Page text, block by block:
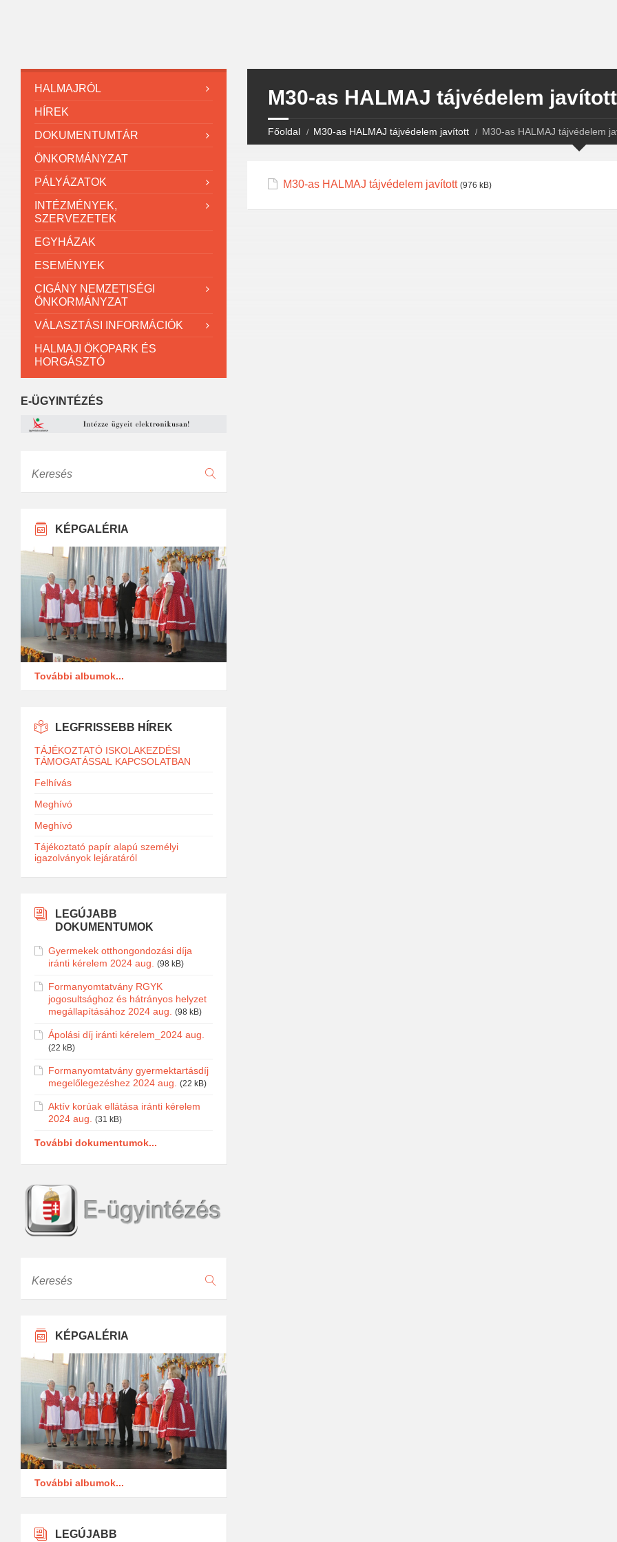
M30-as HALMAJ tájvédelem javított
Főoldal M30-as HALMAJ tájvédelem javított M30-as HALMAJ tájvédelem
M30-as HALMAJ tájvédelem javított (976 kB)
HALMAJRÓL
HÍREK
DOKUMENTUMTÁR
ÖNKORMÁNYZAT
PÁLYÁZATOK
INTÉZMÉNYEK,
SZERVEZETEK
EGYHÁZAK
ESEMÉNYEK
CIGÁNY NEMZETISÉGI
ÖNKORMÁNYZAT
VÁLASZTÁSI INFORMÁCIÓK
HALMAJI ÖKOPARK ÉS
HORGÁSZTÓ
E-ÜGYINTÉZÉS
KÉPGALÉRIA
További albumok...
LEGFRISSEBB HÍREK
TÁJÉKOZTATÓ ISKOLAKEZDÉSI
TÁMOGATÁSSAL KAPCSOLATBAN
Felhívás
Meghívó
Meghívó
Tájékoztató papír alapú személyi
igazolványok lejáratáról
LEGÚJABB
DOKUMENTUMOK
Gyermekek otthongondozási díja
iránti kérelem 2024 aug.
(98 kB)
Formanyomtatvány RGYK
jogosultsághoz és hátrányos helyzet
megállapításához 2024 aug.
(98 kB)
Ápolási díj iránti kérelem_2024 aug.
(22 kB)
Formanyomtatvány gyermektartásdíj
megelőlegezéshez 2024 aug.
(22 kB)
Aktív korúak ellátása iránti kérelem
2024 aug.
(31 kB)
További dokumentumok...
KÉPGALÉRIA
További albumok...
LEGÚJABB